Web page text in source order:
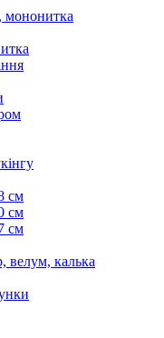
мононитка
см
см
см
велум, калька